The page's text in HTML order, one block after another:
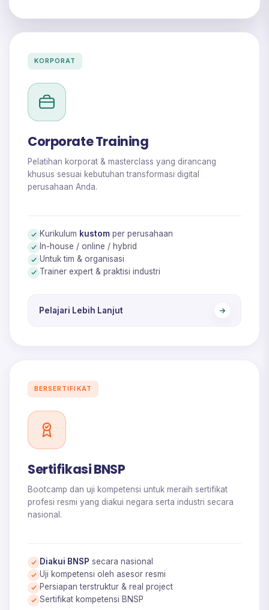
KORPORAT
Corporate Training
Pelatihan korporat & masterclass yang dirancang
khusus sesuai kebutuhan transformasi digital
perusahaan Anda.
Kurikulum kustom per perusahaan
In-house / online / hybrid
Untuk tim & organisasi
Trainer expert & praktisi industri
Pelajari Lebih Lanjut
BERSERTIFIKAT
Sertifikasi BNSP
Bootcamp dan uji kompetensi untuk meraih sertifikat
profesi resmi yang diakui negara serta industri secara
nasional.
Diakui BNSP secara nasional
Uji kompetensi oleh asesor resmi
Persiapan terstruktur & real project
Sertifikat kompetensi BNSP